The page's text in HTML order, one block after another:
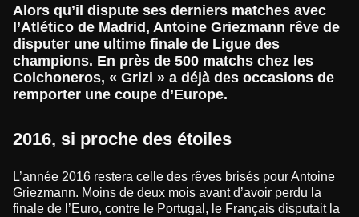
Alors qu’il dispute ses derniers matches avec
l’Atlético de Madrid, Antoine Griezmann rêve de
disputer une ultime finale de Ligue des
champions. En près de 500 matchs chez les
Colchoneros, « Grizi » a déjà des occasions de
remporter une coupe d’Europe.
2016, si proche des étoiles
L’année 2016 restera celle des rêves brisés pour Antoine
Griezmann. Moins de deux mois avant d’avoir perdu la
finale de l’Euro, contre le Portugal, le Français disputait la